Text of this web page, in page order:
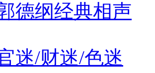
德纲经典相声
迷/财迷/色迷